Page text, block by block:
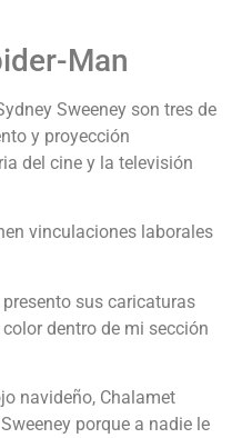
Man
Sweeney son tres de
y proyección
del cine y la televisión
vinculaciones laborales
sus caricaturas
dentro de mi sección
navideño, Chalamet
porque a nadie le